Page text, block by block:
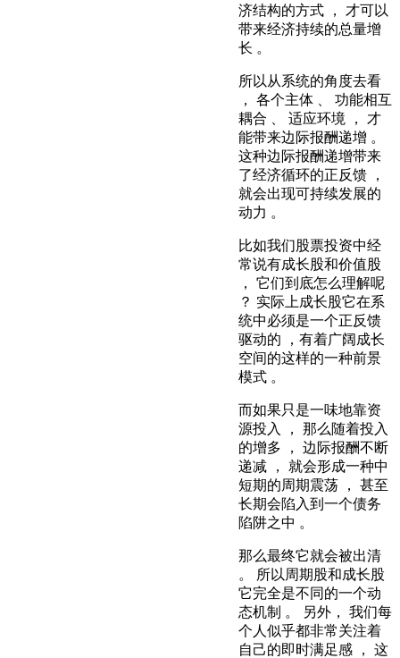
济结构的方式 ， 才可以
带来经济持续的总量增
长 。
所以从系统的角度去看
， 各个主体 、 功能相互
耦合 、 适应环境 ， 才
能带来边际报酬递增 。
这种边际报酬递增带来
了经济循环的正反馈 ，
就会出现可持续发展的
动力 。
比如我们股票投资中经
常说有成长股和价值股
， 它们到底怎么理解呢
？ 实际上成长股它在系
统中必须是一个正反馈
驱动的 ，有着广阔成长
空间的这样的一种前景
模式 。
而如果只是一味地靠资
源投入 ， 那么随着投入
的增多 ， 边际报酬不断
递减 ， 就会形成一种中
短期的周期震荡 ， 甚至
长期会陷入到一个债务
陷阱之中 。
那么最终它就会被出清
。 所以周期股和成长股
它完全是不同的一个动
态机制 。 另外， 我们每
个人似乎都非常关注着
自己的即时满足感 ， 这